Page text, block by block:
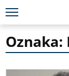
Oznaka: